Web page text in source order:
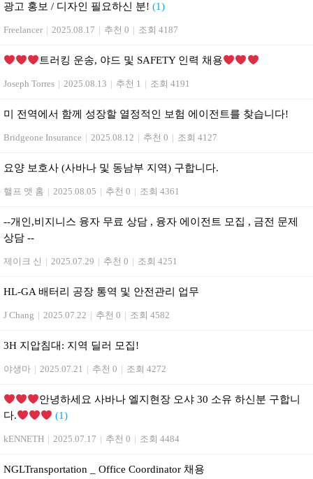
광고 홍보 / 디자인 필요하신 분! (1)
Freelancer | 2025.08.17 | 추천 0 | 조회 4187
트러킹 운송, 야드 및 SAFETY 인력 채용
Joseph Torres | 2025.08.13 | 추천 1 | 조회 4191
미 전역에서 함께 성장할 열정적인 보험 에이전트를 찾습니다!
Bridgeone Insurance | 2025.08.12 | 추천 0 | 조회 4127
요양 보호사 (사바나 및 동남부 지역) 구합니다.
핼프 앳 홈 | 2025.08.05 | 추천 0 | 조회 4361
--개인,비지니스 융자 무료 상담 , 융자 에이전트 모집 , 금전 문제
상담 --
제이크 신 | 2025.07.29 | 추천 0 | 조회 4251
HL-GA 배터리 공장 통역 및 안전관리 업무
J Chang | 2025.07.22 | 추천 0 | 조회 4582
3H 지압침대: 지역 딜러 모집!
야생마 | 2025.07.21 | 추천 0 | 조회 4272
안녕하세요 사바나 엘지현장 오샤 30 소유 하신분 구합니
다.
(1)
kENNETH | 2025.07.17 | 추천 0 | 조회 4484
NGLTransportation _ Office Coordinator 채용